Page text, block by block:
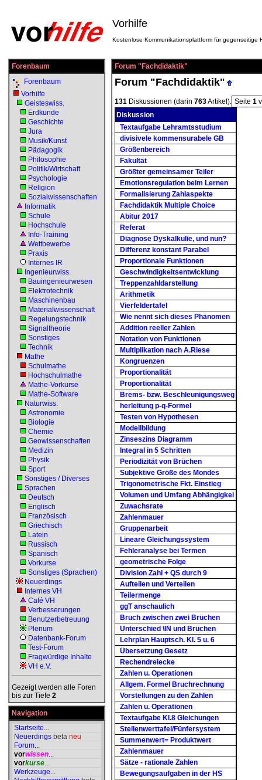
Vorhilfe
Kostenlose Kommunikationsplattform für gegenseitige
Forenbaum
Forenbaum
Vorhilfe
Geisteswiss.
Erdkunde
Geschichte
Jura
Musik/Kunst
Pädagogik
Philosophie
Politik/Wirtschaft
Psychologie
Religion
Sozialwissenschaften
Informatik
Schule
Hochschule
Info-Training
Wettbewerbe
Praxis
Internes IR
Ingenieurwiss.
Bauingenieurwesen
Elektrotechnik
Maschinenbau
Materialwissenschaft
Regelungstechnik
Signaltheorie
Sonstiges
Technik
Mathe
Schulmathe
Hochschulmathe
Mathe-Vorkurse
Mathe-Software
Naturwiss.
Astronomie
Biologie
Chemie
Geowissenschaften
Medizin
Physik
Sport
Sonstiges / Diverses
Sprachen
Deutsch
Englisch
Französisch
Griechisch
Latein
Russisch
Spanisch
Vorkurse
Sonstiges (Sprachen)
Neuerdings
Internes VH
Café VH
Verbesserungen
Benutzerbetreuung
Plenum
Datenbank-Forum
Test-Forum
Fragwürdige Inhalte
VH e.V.
Gezeigt werden alle Foren
bis zur Tiefe 2
Navigation
Startseite...
Neuerdings beta neu
Forum...
vorwissen...
vorkurse...
Werkzeuge...
Forum "Fachdidaktik"
Forum "Fachdidaktik"
131 Diskussionen (darin 763Artikel). Seite 1
Diskussion
Textaufgabe Lehramtsstudium
divisivele kommensurabele GB
Größenbereich
Fakultät
Größter gemeinsamer Teiler
Emotionsregulation beim Lernen
Formalisierung Zahlaspekte
Fachdidaktik Multiple Choice
Abitur 2017
Referat
Diagnose Dyskalkulie, und nun?
Differenz konstant Parabel
Proportionale Funktionen
Geschwindigkeitsentwicklung
Treppenzahldarstellung
Arithmetik
Vierfeldertafel
Wie nennt sich dieses Phänomen
Addition reeller Zahlen
Notation von Funktionen
Multiplikation nach A.Riese
Kongruenzen
Proportionalität
Proportionalität
Brems- bzw. Beschleunigungsweg
herleitung p-q-Formel
Testen von Hypothesen
Modellbildung
Zinseszins Diagramm
Integral in 5 Schritten
Periodizität von Brüchen
Subjektive Größe des Mondes
Trigonometrische Fkt. Einstieg
Volumen und Umfang Abhängigkei
Zuwachsrate
Zahlenmauer
Gruppenarbeit
Lineare Gleichungssystem
Fehleranalyse bei Termen
geometrische Folge
Division Zahl + QS durch 9
Aufteilen und Verteilen
Teilermenge
ggT anschaulich
Bruch zwischen zwei Brüchen
Unterschied \IN und Brüchen
Lehrplan Hauptsch. Kl. 5 u. 6
Übersetzung Gesetz
Rechendreiecke
Zahlen u. Operationen
Allgem. Formel Bruchrechnung
Vorstellungen zu den Zahlen
Zahlen u. Operationen
Textaufgabe Kl.8 Gleichungen
Stellenwerttafel/Fünfersystem
Summenwert= Produktwert
Zahlenmauer
Sätze - rationale Zahlen
Bewegungsaufgaben in der HS